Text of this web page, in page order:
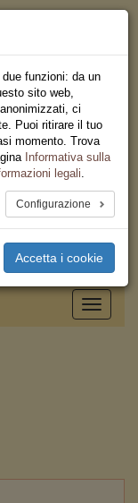
Servizi
Iscriviti
Ricerca
Area Stampa
Privacy
USB
Toggle
funzioni: da un
sito web,
ci
Puoi ritirare il tuo
momento. Trova
Informativa sulla
legali.
Configurazione
Accetta i cookie